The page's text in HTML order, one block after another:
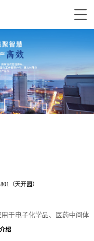
（天开园）
用于电子化学品、医药中间体
绍